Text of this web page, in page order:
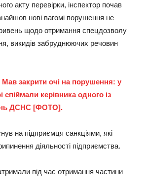
акту перевірки, інспектор почав
нові вагомі порушення не
щодо отримання спецдозволу
викидів забруднюючих речовин
Мав закрити очі на порушення: у
спіймали керівника одного із
ДСНС [ФОТО].
на підприємця санкціями, які
діяльності підприємства.
під час отримання частини